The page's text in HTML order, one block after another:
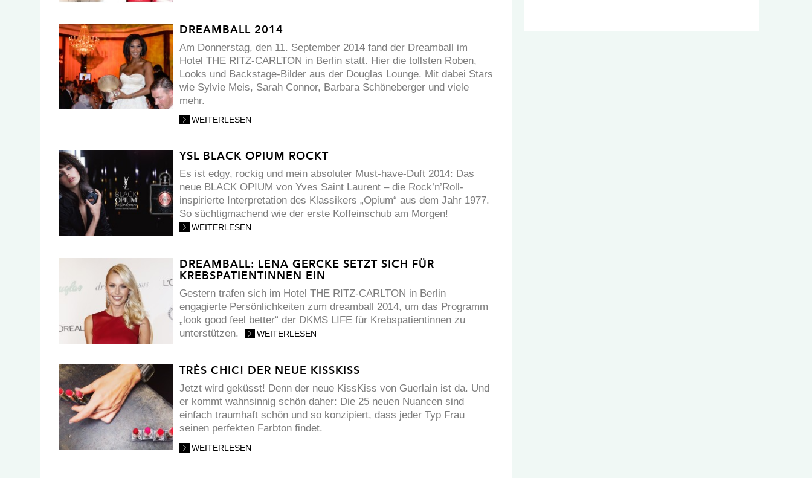
DREAMBALL 2014
Am Donnerstag, den 11. September 2014 fand der Dreamball im
Hotel THE RITZ-CARLTON in Berlin statt. Hier die tollsten Roben,
Looks und Backstage-Bilder aus der Douglas Lounge. Mit dabei Stars
wie Sylvie Meis, Sarah Connor, Barbara Schöneberger und viele
mehr.
WEITERLESEN
YSL BLACK OPIUM ROCKT
Es ist edgy, rockig und mein absoluter Must-have-Duft 2014: Das
neue BLACK OPIUM von Yves Saint Laurent – die Rock’n’Roll-
inspirierte Interpretation des Klassikers „Opium“ aus dem Jahr 1977.
So süchtigmachend wie der erste Koffeinschub am Morgen!
WEITERLESEN
DREAMBALL: LENA GERCKE SETZT SICH FÜR
KREBSPATIENTINNEN EIN
Gestern trafen sich im Hotel THE RITZ-CARLTON in Berlin
engagierte Persönlichkeiten zum dreamball 2014, um das Programm
„look good feel better“ der DKMS LIFE für Krebspatientinnen zu
unterstützen.
WEITERLESEN
TRÈS CHIC! DER NEUE KISSKISS
Jetzt wird geküsst! Denn der neue KissKiss von Guerlain ist da. Und
er kommt wahnsinnig schön daher: Die 25 neuen Nuancen sind
einfach traumhaft schön und so konzipiert, dass jeder Typ Frau
seinen perfekten Farbton findet.
WEITERLESEN